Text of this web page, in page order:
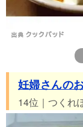
妊婦さんの
14位｜つくれ